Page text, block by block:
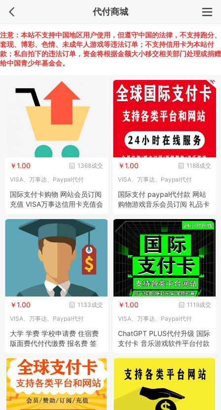
代付商城
注意：本站不支持中国地区用户使用，但遵守中国的法律，不支持跑分、
套现、博彩、色情、未成年人游戏等违法订单；不支持信用卡为本站付
款；私自拍下的违法订单，资金将根据金额大小移交相关部门处理或捐赠
给中国青少年基金会。
1368成交
￥1.00
VISA、万事达、Paypal代付
国际支付卡购物 网站会员订阅
充值 VISA万事达信用卡充值会
1188成交
￥1.00
VISA、万事达、Paypal代付
国际支付 paypal代付款 网站
购物游戏音乐会员订阅 礼品卡
1133成交
￥1.00
VISA、万事达、Paypal代付
大学 学费 学校申请费 住宿费
版面费代付代缴费 报名费 签
1119成交
￥1.00
VISA、万事达、Paypal代付
ChatGPT PLUS代付升级 国际
支付卡 音乐游戏软件平台付款